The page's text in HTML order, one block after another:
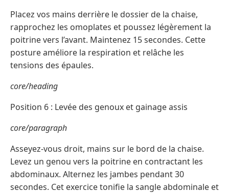
Placez vos mains derrière le dossier de la chaise,
rapprochez les omoplates et poussez légèrement la
poitrine vers l’avant. Maintenez 15 secondes. Cette
posture améliore la respiration et relâche les
tensions des épaules.
core/heading
Position 6 : Levée des genoux et gainage assis
core/paragraph
Asseyez-vous droit, mains sur le bord de la chaise.
Levez un genou vers la poitrine en contractant les
abdominaux. Alternez les jambes pendant 30
secondes. Cet exercice tonifie la sangle abdominale et